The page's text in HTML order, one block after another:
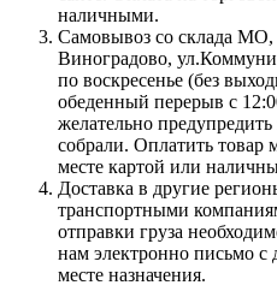
наличными.
Самовывоз со склада МО,
Виноградово,
по воскресенье (без
обеденный перерыв с
желательно
собрали. Оплатить товар
месте картой или
Доставка в другие
транспортными
отправки груза
нам электронно письмо
месте назначения.